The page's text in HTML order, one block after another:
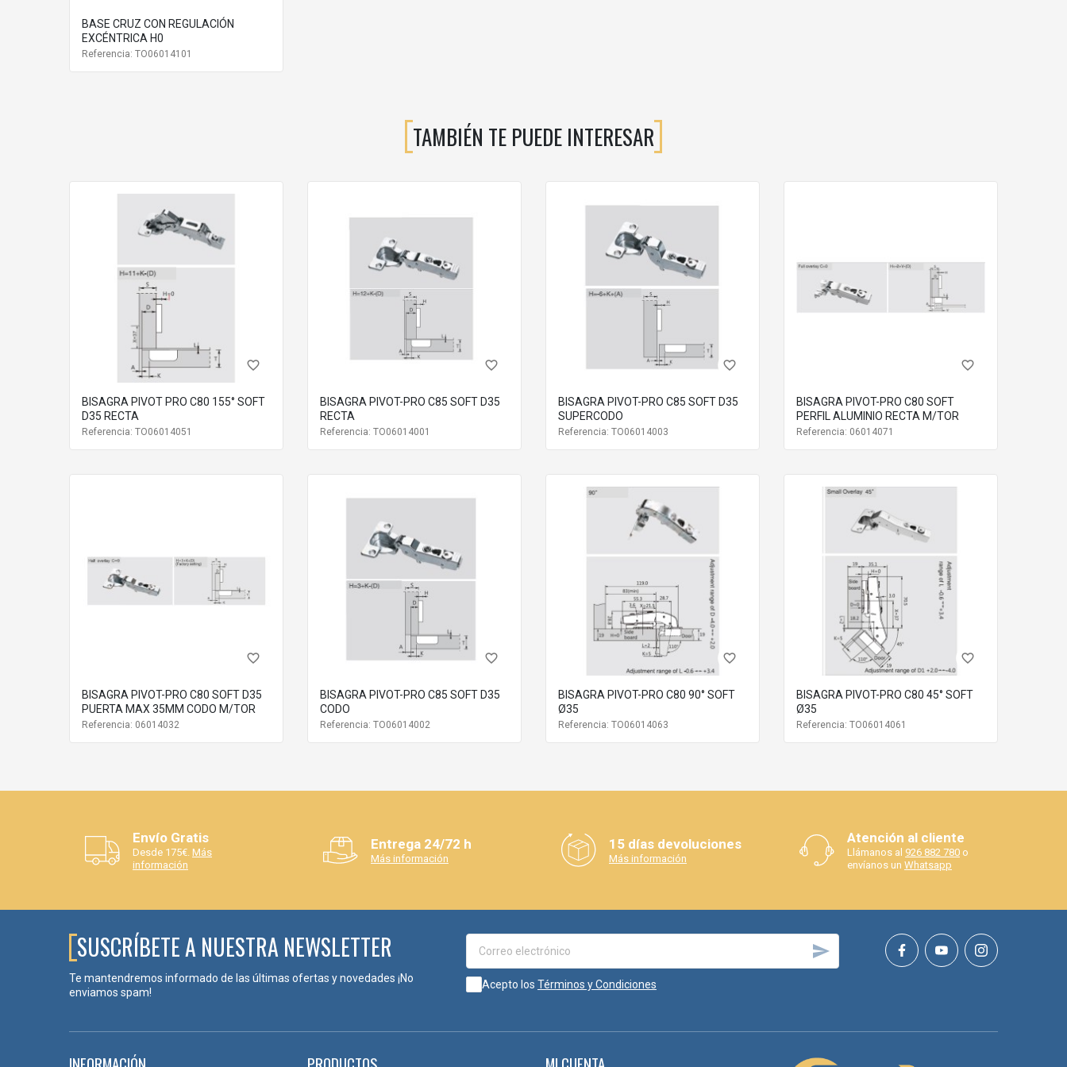
BASE CRUZ CON REGULACIÓN
EXCÉNTRICA H0
Referencia: TO06014101
TAMBIÉN TE PUEDE INTERESAR
favorite_border
BISAGRA PIVOT PRO C80 155° SOFT
D35 RECTA
Referencia: TO06014051
favorite_border
BISAGRA PIVOT-PRO C85 SOFT D35
RECTA
Referencia: TO06014001
favorite_border
BISAGRA PIVOT-PRO C85 SOFT D35
SUPERCODO
Referencia: TO06014003
favorite_border
BISAGRA PIVOT-PRO C80 SOFT
PERFIL ALUMINIO RECTA M/TOR
Referencia: 06014071
favorite_border
BISAGRA PIVOT-PRO C80 SOFT D35
PUERTA MAX 35MM CODO M/TOR
Referencia: 06014032
favorite_border
BISAGRA PIVOT-PRO C85 SOFT D35
CODO
Referencia: TO06014002
favorite_border
BISAGRA PIVOT-PRO C80 90° SOFT
Ø35
Referencia: TO06014063
favorite_border
BISAGRA PIVOT-PRO C80 45° SOFT
Ø35
Referencia: TO06014061
Envío Gratis
Desde 175€. Más
información
Entrega 24/72 h
Más información
15 días devoluciones
Más información
Atención al cliente
Llámanos al 926 882 780 o
envíanos un Whatsapp
SUSCRÍBETE A NUESTRA NEWSLETTER
Te mantendremos informado de las últimas ofertas y novedades ¡No
enviamos spam!

Acepto los Términos y Condiciones